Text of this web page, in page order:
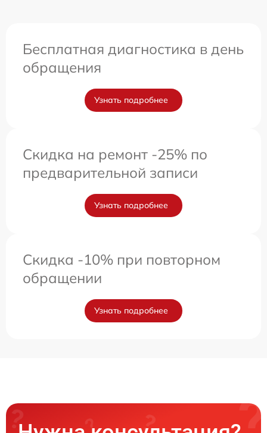
Бесплатная диагностика в день
обращения
Узнать подробнее
Скидка на ремонт -25% по
предварительной записи
Узнать подробнее
Скидка -10% при повторном
обращении
Узнать подробнее